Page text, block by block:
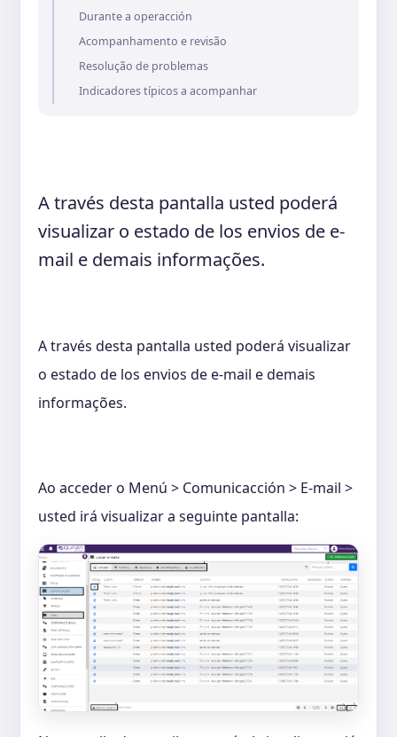
A través desta pantalla usted poderá
visualizar o estado de los envios de e-
mail e demais informações.
A través desta pantalla usted poderá visualizar
o estado de los envios de e-mail e demais
informações.
Ao acceder o Menú > Comunicacción > E-mail >
usted irá visualizar a seguinte pantalla:
Durante a operacción
Acompanhamento e revisão
Resolução de problemas
Indicadores típicos a acompanhar